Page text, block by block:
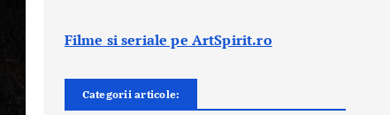
Filme si seriale pe ArtSpirit.ro
Categorii articole: